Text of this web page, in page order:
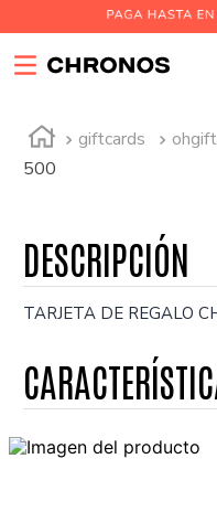
giftcards
500
TARJETA DE REGALO